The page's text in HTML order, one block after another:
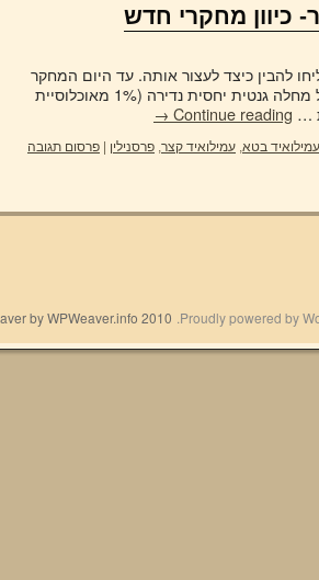
כיוון מחקרי חדש
להבין כיצד לעצור אותה. עד היום המחקר
התמקד בעיקר בחקר האלצהיימר המשפחתי שבה מדובר על מחלה גנטית יחסית נדירה (1% מאוכלוסיית
…
Continue reading
→
עמילואיד בטא, עמילואיד קצר, פרסנילין פרסום תגובה
Proudly powered by